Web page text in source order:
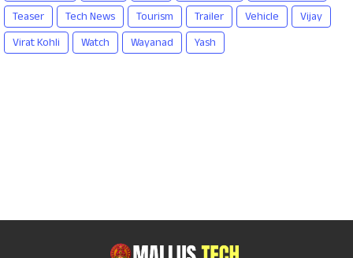
Teaser
Tech News Tourism Trailer Vehicle
Vijay
Virat Kohli
Watch Wayanad Yash